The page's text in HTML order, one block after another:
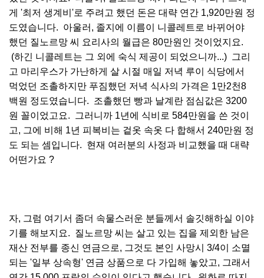
게 '최저 생계비'로 주려고 했던 돈은 대략 연간 1,920만원 정
도였습니다. 아울러, 졸지에 이름이 니콜레트로 바뀌어야
했던 질노르망 씨 요리사의 월급은 80만원인 것이었지요.
(하긴 니콜레트는 그 외에 숙식 제공이 되었으니까...) 그리
고 마리우스가 가난하게 살 시절 매일 저녁 루이 식당에서
먹었던 조촐하지만 푸짐했던 저녁 식사의 가격은 1만2천8
백원 정도였습니다. 조촐했던 빵과 날계란 점심값은 3200
원 꼴이었고요. 그러니까 1년에 식비로 584만원을 쓴 것이
고, 그에 비해 1년 피복비는 겉옷 속옷 다 합해서 240만원 정
도 되는 셈입니다. 현재 여러분의 사정과 비교했을 때 대략
어떤가요 ?
자, 그럼 여기서 좀더 속물스러운 분들께서 솔깃해하실 이야
기를 해보지요. 질노르망 씨는 살고 있는 집을 제외한 남은
재산 전부를 종신 연금으로, 그것도 본인 사망시 3/4이 소멸
되는 '일부 상속형' 연금 상품으로 다 가입해 놓았고, 그래서